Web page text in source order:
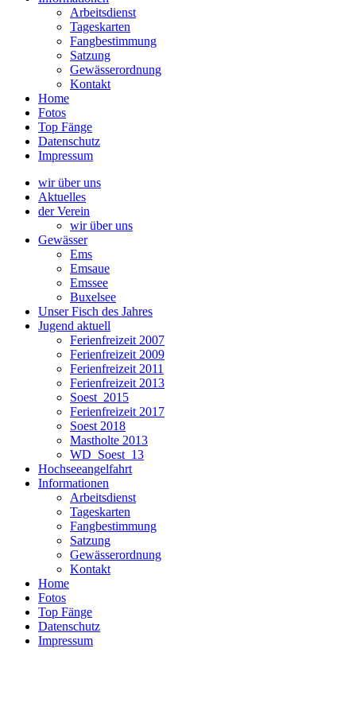
Arbeitsdienst
Tageskarten
Fangbestimmung
Satzung
Gewässerordnung
Kontakt
Home
Fotos
Top Fänge
Datenschutz
Impressum
wir über uns
Aktuelles
der Verein
wir über uns
Gewässer
Ems
Emsaue
Emssee
Buxelsee
Unser Fisch des Jahres
Jugend aktuell
Ferienfreizeit 2007
Ferienfreizeit 2009
Ferienfreizeit 2011
Ferienfreizeit 2013
Soest_2015
Ferienfreizeit 2017
Soest 2018
Mastholte 2013
WD_Soest_13
Hochseeangelfahrt
Informationen
Arbeitsdienst
Tageskarten
Fangbestimmung
Satzung
Gewässerordnung
Kontakt
Home
Fotos
Top Fänge
Datenschutz
Impressum